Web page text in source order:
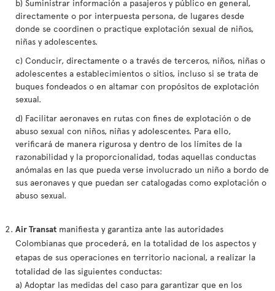
b) Suministrar información a pasajeros y público en general,
directamente o por interpuesta persona, de lugares desde
donde se coordinen o practique explotación sexual de niños,
niñas y adolescentes.
c) Conducir, directamente o a través de terceros, niños, niñas o
adolescentes a establecimientos o sitios, incluso si se trata de
buques fondeados o en altamar con propósitos de explotación
sexual.
d) Facilitar aeronaves en rutas con fines de explotación o de
abuso sexual con niños, niñas y adolescentes. Para ello,
verificará de manera rigurosa y dentro de los límites de la
razonabilidad y la proporcionalidad, todas aquellas conductas
anómalas en las que pueda verse involucrado un niño a bordo de
sus aeronaves y que puedan ser catalogadas como explotación o
abuso sexual.
Air Transat manifiesta y garantiza ante las autoridades
Colombianas que procederá, en la totalidad de los aspectos y
etapas de sus operaciones en territorio nacional, a realizar la
totalidad de las siguientes conductas:
a) Adoptar las medidas del caso para garantizar que en los